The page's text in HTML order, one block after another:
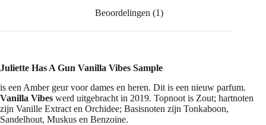
Beoordelingen (1)
Juliette Has A Gun Vanilla Vibes Sample
is een Amber geur voor dames en heren. Dit is een nieuw parfum.
Vanilla Vibes werd uitgebracht in 2019. Topnoot is Zout; hartnoten
zijn Vanille Extract en Orchidee; Basisnoten zijn Tonkaboon,
Sandelhout, Muskus en Benzoine.